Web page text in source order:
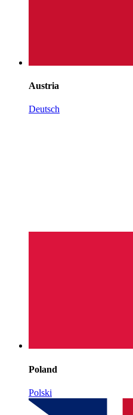
Austria
Deutsch
Poland
Polski